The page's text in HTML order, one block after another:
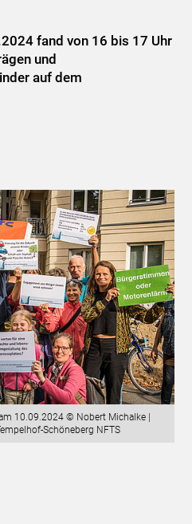
fand von 16 bis 17 Uhr
und
auf dem
10.09.2024 © Nobert Michalke |
Schöneberg NFTS